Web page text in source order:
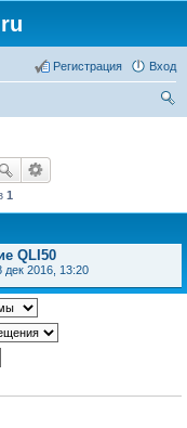
Вход
Регистрация
1
QLI50
дек 2016, 13:20